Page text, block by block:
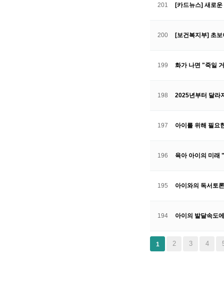
201 [카드뉴스] 새로
200 [보건복지부] 초
199 화가 나면 "죽일
198 2025년부터 달라
197 아이를 위해 필요
196 육아 아이의 미래
195 아이와의 독서토
194 아이의 발달속도
1 2 3 4